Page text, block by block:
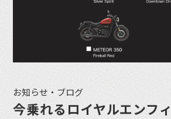
お知らせ・ブログ
今乗れるロイヤルエンフ